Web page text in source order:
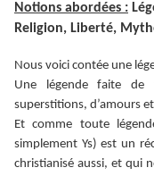
Notions abordées :
Religion, Liberté,
Nous voici contée une
Une légende faite
superstitions, d’amours
Et comme toute
simplement Ys) est un
christianisé aussi, et qui